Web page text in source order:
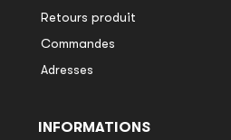
Retours produit
Commandes
Adresses
INFORMATIONS